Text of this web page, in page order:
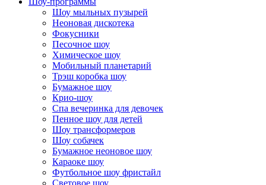
Шоу мыльных пузырей
Неоновая дискотека
Фокусники
Песочное шоу
Химическое шоу
Мобильный планетарий
Трэш коробка шоу
Бумажное шоу
Крио-шоу
Спа вечеринка для девочек
Пенное шоу для детей
Шоу трансформеров
Шоу собачек
Бумажное неоновое шоу
Караоке шоу
Футбольное шоу фристайл
Световое шоу